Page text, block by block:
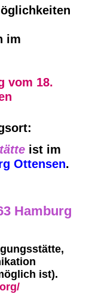
im
vom 18.
ist im
Ottensen.
Hamburg
ist).